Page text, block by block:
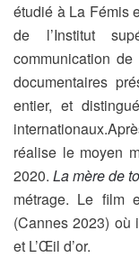
étudié à La Fémis
de l’Institut
communication
documentaires
entier, et
réalise le moyen
2020. La mère de
métrage. Le film
(Cannes 2023)
et L’Œil d’or.